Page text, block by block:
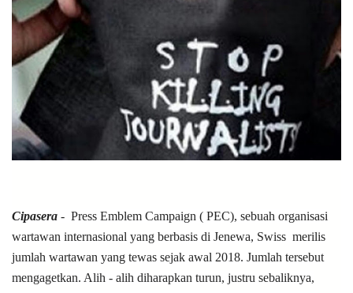
Cipasera - Press Emblem Campaign ( PEC), sebuah organisasi
wartawan internasional yang berbasis di Jenewa, Swiss merilis
jumlah wartawan yang tewas sejak awal 2018. Jumlah tersebut
mengagetkan. Alih - alih diharapkan turun, justru sebaliknya,